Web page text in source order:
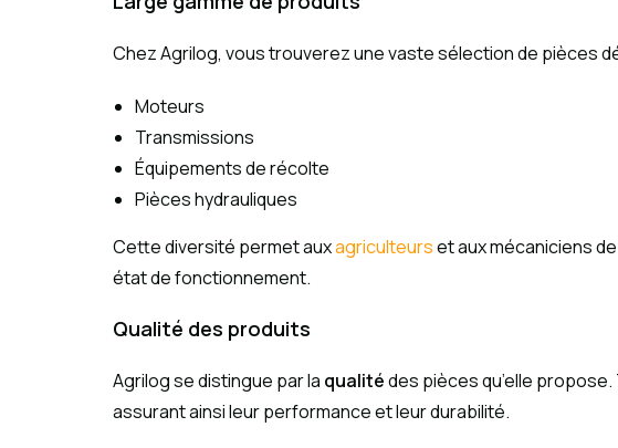
Chez Agrilog, vous trouverez une vaste sélection de pièces
Moteurs
Transmissions
Équipements de récolte
Pièces hydrauliques
Cette diversité permet auxagriculteurset aux mécaniciens
état de fonctionnement.
Qualité des produits
Agrilog se distingue par la qualitédes pièces qu’elle
assurant ainsi leur performance et leur durabilité.